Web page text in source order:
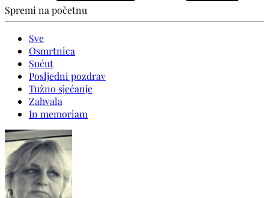
Spremi na početnu
Sve
Osmrtnica
Sućut
Posljedni pozdrav
Tužno sjećanje
Zahvala
In memoriam